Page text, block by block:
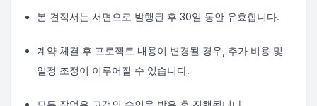
본 견적서는 서면으로 발행된 후 30일 동안 유효합니다.
계약 체결 후 프로젝트 내용이 변경될 경우, 추가 비용 및
일정 조정이 이루어질 수 있습니다.